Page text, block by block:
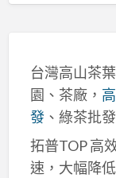
台灣高山茶
園、茶廠，
發、綠茶批
拓普TOP 高
速，大幅降